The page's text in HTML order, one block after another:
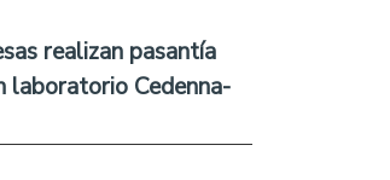
realizan pasantía
laboratorio Cedenna-